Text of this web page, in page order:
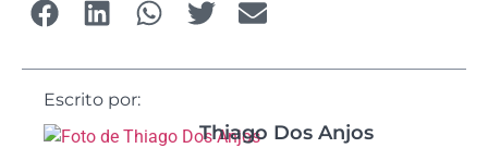
Escrito por:
Thiago Dos Anjos